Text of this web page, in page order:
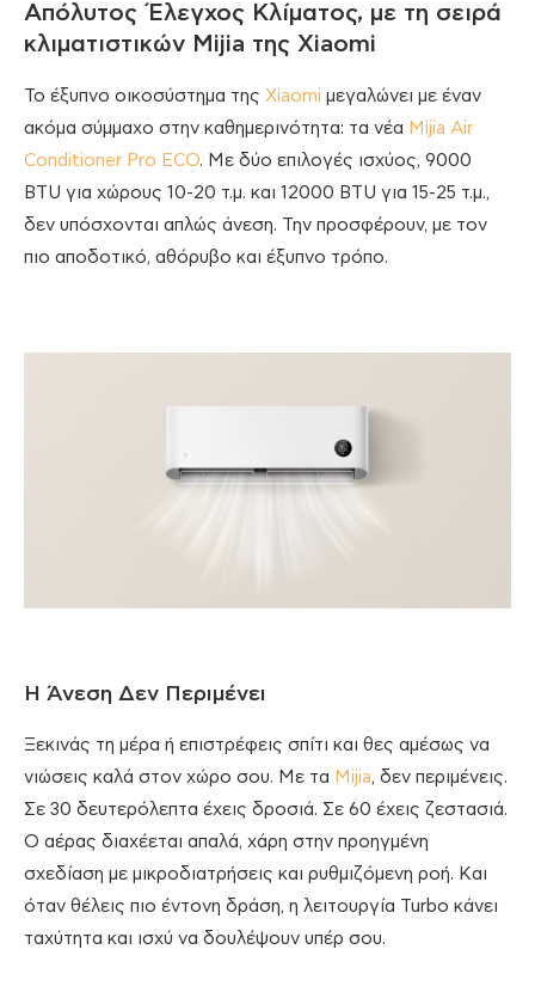
Απόλυτος Έλεγχος Κλίματος, με τη σειρά
κλιματιστικών Mijia της Xiaomi
Το έξυπνο οικοσύστημα της Xiaomi μεγαλώνει με έναν
ακόμα σύμμαχο στην καθημερινότητα: τα νέα Mijia Air
Conditioner Pro ECO. Με δύο επιλογές ισχύος, 9000
BTU για χώρους 10-20 τ.μ. και 12000 BTU για 15-25 τ.μ.,
δεν υπόσχονται απλώς άνεση. Την προσφέρουν, με τον
πιο αποδοτικό, αθόρυβο και έξυπνο τρόπο.
Η Άνεση Δεν Περιμένει
Ξεκινάς τη μέρα ή επιστρέφεις σπίτι και θες αμέσως να
νιώσεις καλά στον χώρο σου. Με τα Mijia, δεν περιμένεις.
Σε 30 δευτερόλεπτα έχεις δροσιά. Σε 60 έχεις ζεστασιά.
Ο αέρας διαχέεται απαλά, χάρη στην προηγμένη
σχεδίαση με μικροδιατρήσεις και ρυθμιζόμενη ροή. Και
όταν θέλεις πιο έντονη δράση, η λειτουργία Turbo κάνει
ταχύτητα και ισχύ να δουλέψουν υπέρ σου.